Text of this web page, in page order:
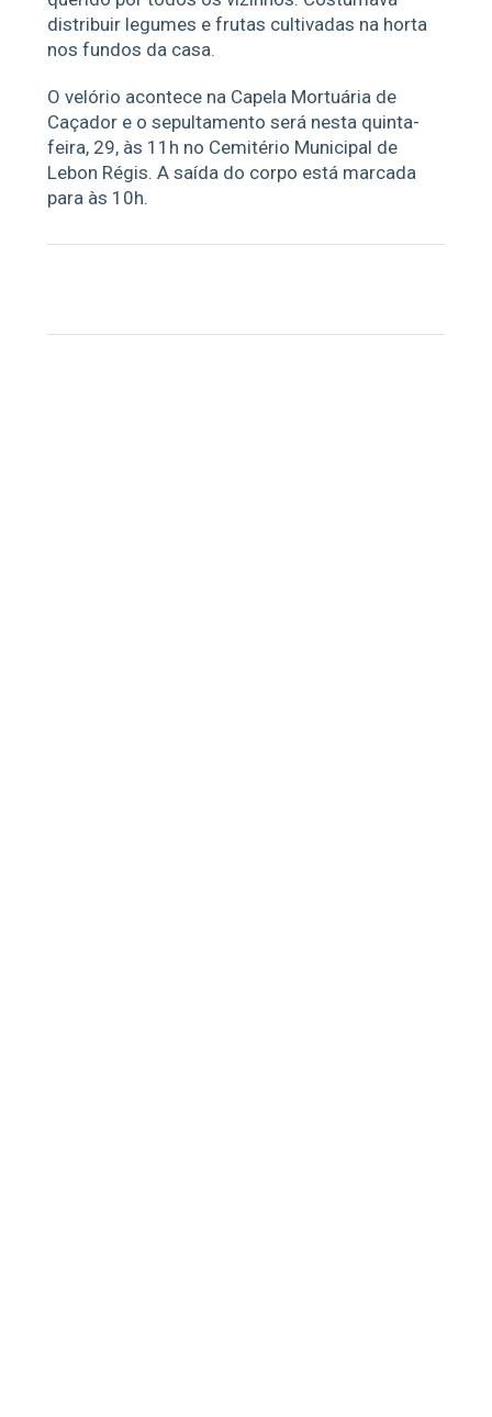
distribuir legumes e frutas cultivadas na horta
nos fundos da casa.
O velório acontece na Capela Mortuária de
Caçador e o sepultamento será nesta quinta-
feira, 29, às 11h no Cemitério Municipal de
Lebon Régis. A saída do corpo está marcada
para às 10h.